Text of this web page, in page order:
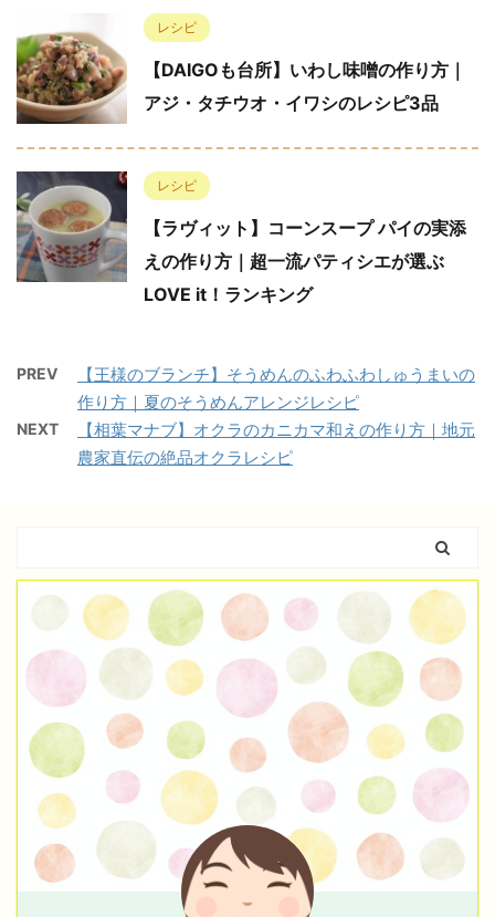
レシピ
【DAIGOも台所】いわし味噌の作り方｜
アジ・タチウオ・イワシのレシピ3品
レシピ
【ラヴィット】コーンスープ パイの実添
えの作り方｜超一流パティシエが選ぶ
LOVE it！ランキング
PREV
【王様のブランチ】そうめんのふわふわしゅうまいの
作り方｜夏のそうめんアレンジレシピ
NEXT
【相葉マナブ】オクラのカニカマ和えの作り方｜地元
農家直伝の絶品オクラレシピ